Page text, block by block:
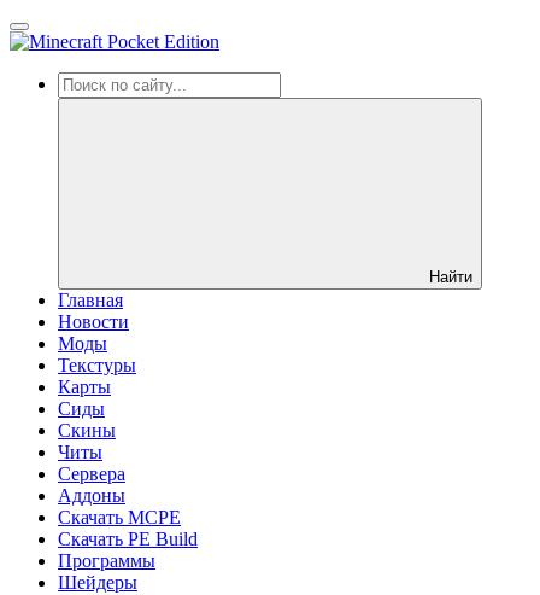
Найти
Главная
Новости
Моды
Текстуры
Карты
Сиды
Cкины
Читы
Сервера
Аддоны
Скачать MCPE
Скачать PE Build
Программы
Шейдеры